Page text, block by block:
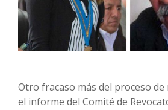
Otro fracaso más del proceso
el informe del Comité de